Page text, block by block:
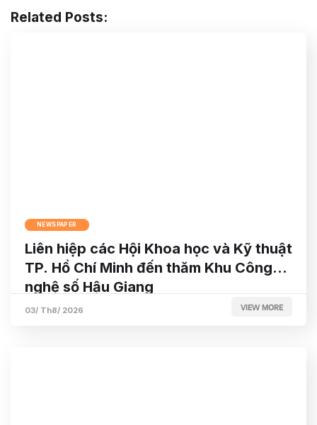
Related Posts:
NEWSPAPER
Liên hiệp các Hội Khoa học và Kỹ thuật
TP. Hồ Chí Minh đến thăm Khu Công
nghệ số Hậu Giang
03/ Th8/ 2026 VIEW MORE